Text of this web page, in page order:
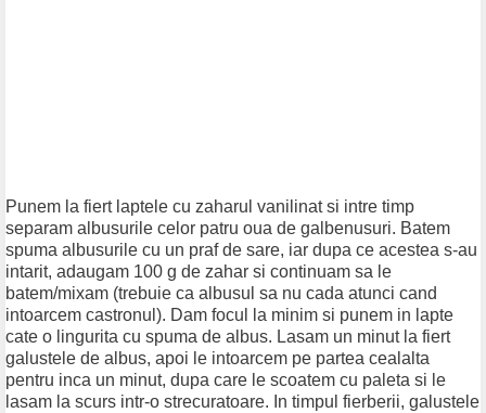
Punem la fiert laptele cu zaharul vanilinat si intre timp
separam albusurile celor patru oua de galbenusuri. Batem
spuma albusurile cu un praf de sare, iar dupa ce acestea s-au
intarit, adaugam 100 g de zahar si continuam sa le
batem/mixam (trebuie ca albusul sa nu cada atunci cand
intoarcem castronul). Dam focul la minim si punem in lapte
cate o lingurita cu spuma de albus. Lasam un minut la fiert
galustele de albus, apoi le intoarcem pe partea cealalta
pentru inca un minut, dupa care le scoatem cu paleta si le
lasam la scurs intr-o strecuratoare. In timpul fierberii, galustele